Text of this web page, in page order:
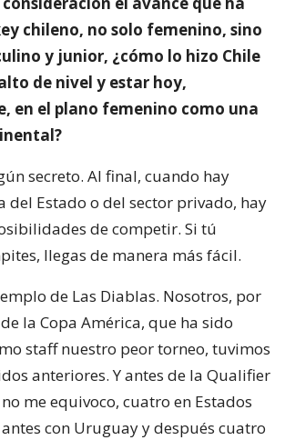
chileno, no solo femenino, sino
y junior, ¿cómo lo hizo Chile
de nivel y estar hoy,
en el plano femenino como una
secreto. Al final, cuando hay
del Estado o del sector privado, hay
de competir. Si tú
llegas de manera más fácil.
de Las Diablas. Nosotros, por
la Copa América, que ha sido
staff nuestro peor torneo, tuvimos
anteriores. Y antes de la Qualifier
me equivoco, cuatro en Estados
con Uruguay y después cuatro